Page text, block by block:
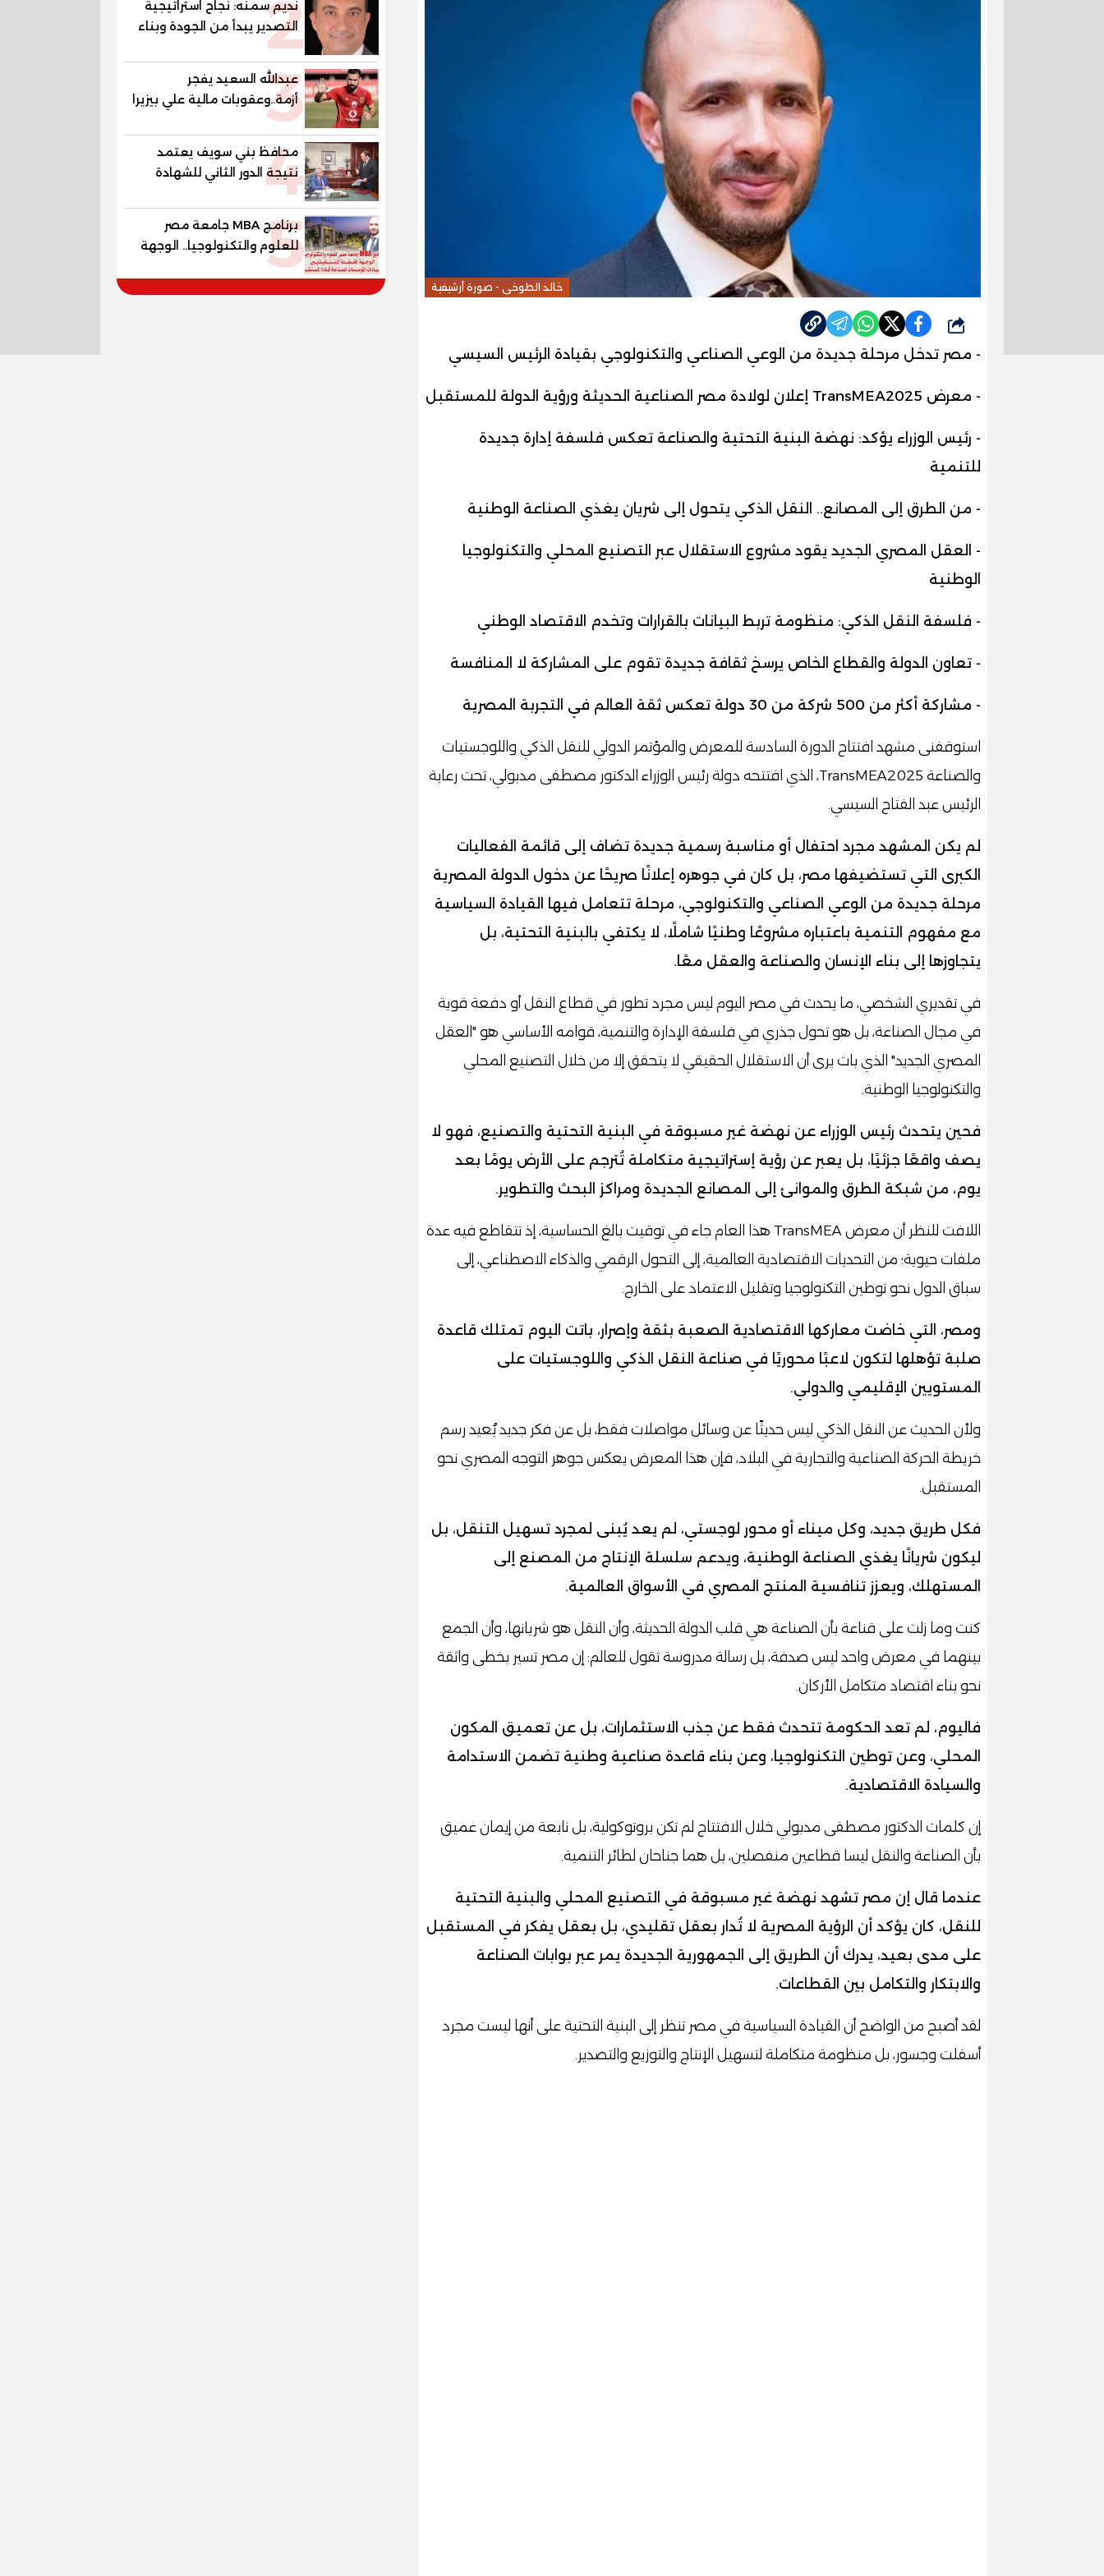
خالد الطوخى - صورة أرشيفية
شارك
- مصر تدخل مرحلة جديدة من الوعي الصناعي والتكنولوجي بقيادة الرئيس السيسي
- معرض TransMEA2025 إعلان لولادة مصر الصناعية الحديثة ورؤية الدولة للمستقبل
- رئيس الوزراء يؤكد: نهضة البنية التحتية والصناعة تعكس فلسفة إدارة جديدة
للتنمية
- من الطرق إلى المصانع.. النقل الذكي يتحول إلى شريان يغذي الصناعة الوطنية
- العقل المصري الجديد يقود مشروع الاستقلال عبر التصنيع المحلي والتكنولوجيا
الوطنية
- فلسفة النقل الذكي: منظومة تربط البيانات بالقرارات وتخدم الاقتصاد الوطني
- تعاون الدولة والقطاع الخاص يرسخ ثقافة جديدة تقوم على المشاركة لا المنافسة
- مشاركة أكثر من 500 شركة من 30 دولة تعكس ثقة العالم في التجربة المصرية
استوقفنى مشهد افتتاح الدورة السادسة للمعرض والمؤتمر الدولي للنقل الذكي واللوجستيات
والصناعة TransMEA2025، الذي افتتحه دولة رئيس الوزراء الدكتور مصطفى مدبولي، تحت رعاية
الرئيس عبد الفتاح السيسي.
لم يكن المشهد مجرد احتفال أو مناسبة رسمية جديدة تضاف إلى قائمة الفعاليات
الكبرى التي تستضيفها مصر، بل كان في جوهره إعلانًا صريحًا عن دخول الدولة المصرية
مرحلة جديدة من الوعي الصناعي والتكنولوجي، مرحلة تتعامل فيها القيادة السياسية
مع مفهوم التنمية باعتباره مشروعًا وطنيًا شاملًا، لا يكتفي بالبنية التحتية، بل
يتجاوزها إلى بناء الإنسان والصناعة والعقل معًا.
في تقديري الشخصي، ما يحدث في مصر اليوم ليس مجرد تطور في قطاع النقل أو دفعة قوية
في مجال الصناعة، بل هو تحول جذري في فلسفة الإدارة والتنمية، قوامه الأساسي هو "العقل
المصري الجديد" الذي بات يرى أن الاستقلال الحقيقي لا يتحقق إلا من خلال التصنيع المحلي
والتكنولوجيا الوطنية.
فحين يتحدث رئيس الوزراء عن نهضة غير مسبوقة في البنية التحتية والتصنيع، فهو لا
يصف واقعًا جزئيًا، بل يعبر عن رؤية إستراتيجية متكاملة تُترجم على الأرض يومًا بعد
يوم، من شبكة الطرق والموانئ إلى المصانع الجديدة ومراكز البحث والتطوير.
اللافت للنظر أن معرض TransMEA هذا العام جاء في توقيت بالغ الحساسية، إذ تتقاطع فيه عدة
ملفات حيوية؛ من التحديات الاقتصادية العالمية، إلى التحول الرقمي والذكاء الاصطناعي، إلى
سباق الدول نحو توطين التكنولوجيا وتقليل الاعتماد على الخارج.
ومصر، التي خاضت معاركها الاقتصادية الصعبة بثقة وإصرار، باتت اليوم تمتلك قاعدة
صلبة تؤهلها لتكون لاعبًا محوريًا في صناعة النقل الذكي واللوجستيات على
المستويين الإقليمي والدولي.
ولأن الحديث عن النقل الذكي ليس حديثًا عن وسائل مواصلات فقط، بل عن فكر جديد يُعيد رسم
خريطة الحركة الصناعية والتجارية في البلاد، فإن هذا المعرض يعكس جوهر التوجه المصري نحو
المستقبل.
فكل طريق جديد، وكل ميناء أو محور لوجستي، لم يعد يُبنى لمجرد تسهيل التنقل، بل
ليكون شريانًا يغذي الصناعة الوطنية، ويدعم سلسلة الإنتاج من المصنع إلى
المستهلك، ويعزز تنافسية المنتج المصري في الأسواق العالمية.
كنت وما زلت على قناعة بأن الصناعة هي قلب الدولة الحديثة، وأن النقل هو شريانها، وأن الجمع
بينهما في معرض واحد ليس صدفة، بل رسالة مدروسة تقول للعالم: إن مصر تسير بخطى واثقة
نحو بناء اقتصاد متكامل الأركان.
فاليوم، لم تعد الحكومة تتحدث فقط عن جذب الاستثمارات، بل عن تعميق المكون
المحلي، وعن توطين التكنولوجيا، وعن بناء قاعدة صناعية وطنية تضمن الاستدامة
والسيادة الاقتصادية.
إن كلمات الدكتور مصطفى مدبولي خلال الافتتاح لم تكن بروتوكولية، بل نابعة من إيمان عميق
بأن الصناعة والنقل ليسا قطاعين منفصلين، بل هما جناحان لطائر التنمية.
عندما قال إن مصر تشهد نهضة غير مسبوقة في التصنيع المحلي والبنية التحتية
للنقل، كان يؤكد أن الرؤية المصرية لا تُدار بعقل تقليدي، بل بعقل يفكر في المستقبل
على مدى بعيد، يدرك أن الطريق إلى الجمهورية الجديدة يمر عبر بوابات الصناعة
والابتكار والتكامل بين القطاعات.
لقد أصبح من الواضح أن القيادة السياسية في مصر تنظر إلى البنية التحتية على أنها ليست مجرد
أسفلت وجسور، بل منظومة متكاملة لتسهيل الإنتاج والتوزيع والتصدير.
2
نديم سمنه: نجاح استراتيجية
التصدير يبدأ من الجودة وبناء
الثقة في شعار "صنع في
مصر"
3
عبدالله السعيد يفجر
أزمة..وعقوبات مالية علي بيزيرا
وبانزا
4
محافظ بني سويف يعتمد
نتيجة الدور الثاني للشهادة
الإعدادية العامة بنسبة
79.9% نظامي ...و69.55%
منازل.. و70.56% للمهنية ..
و100% للصُم وضعاف السمع
والنور للمكفوفين
5
برنامج MBA جامعة مصر
للعلوم والتكنولوجيا.. الوجهة
المفضلة للتنفيذيين وقيادات